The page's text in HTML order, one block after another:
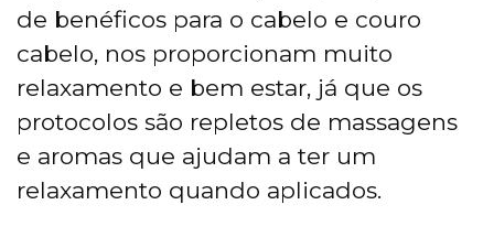
de benéficos para o cabelo e couro
cabelo, nos proporcionam muito
relaxamento e bem estar, já que os
protocolos são repletos de massagens
e aromas que ajudam a ter um
relaxamento quando aplicados.